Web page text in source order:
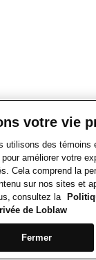
votre vie
utilisons des témoins
améliorer votre
Cela comprend la
sur nos sites et
consultez la
de Loblaw
Fermer